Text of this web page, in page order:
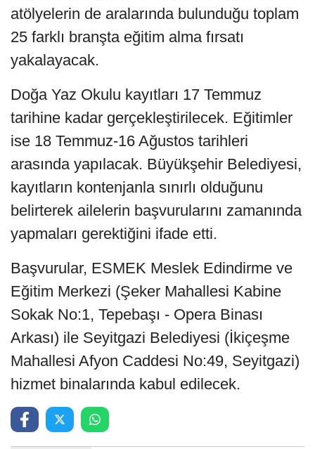
atölyelerin de aralarında bulunduğu toplam
25 farklı branşta eğitim alma fırsatı
yakalayacak.
Doğa Yaz Okulu kayıtları 17 Temmuz
tarihine kadar gerçekleştirilecek. Eğitimler
ise 18 Temmuz-16 Ağustos tarihleri
arasında yapılacak. Büyükşehir Belediyesi,
kayıtların kontenjanla sınırlı olduğunu
belirterek ailelerin başvurularını zamanında
yapmaları gerektiğini ifade etti.
Başvurular, ESMEK Meslek Edindirme ve
Eğitim Merkezi (Şeker Mahallesi Kabine
Sokak No:1, Tepebaşı - Opera Binası
Arkası) ile Seyitgazi Belediyesi (İkiçeşme
Mahallesi Afyon Caddesi No:49, Seyitgazi)
hizmet binalarında kabul edilecek.